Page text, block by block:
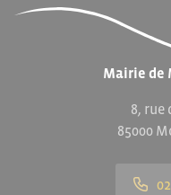
Mairie de
8, rue
85000